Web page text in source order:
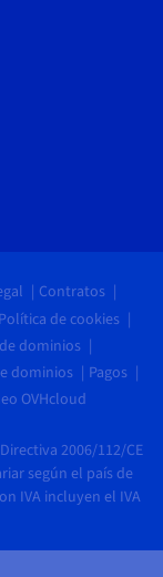
Contratos
Política de cookies
dominios
dominios
Pagos
OVHcloud
2006/112/CE
según el país de
IVA incluyen el IVA